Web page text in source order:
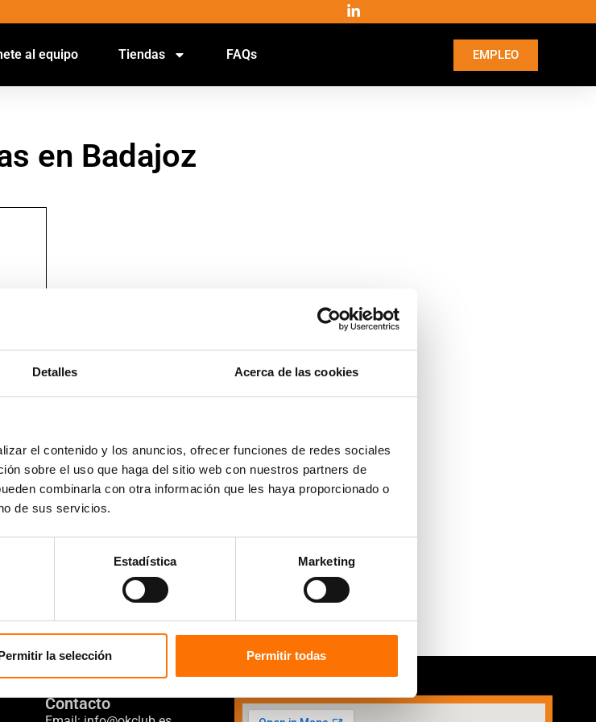
Detalles Acerca de las cookies
el contenido y los anuncios, ofrecer funciones de redes sociales
sobre el uso que haga del sitio web con nuestros partners de
combinarla con otra información que les haya proporcionado o
de sus servicios.
Estadística Marketing
la selección Permitir todas
al equipo Tiendas FAQs EMPLEO
en Badajoz
Contacto